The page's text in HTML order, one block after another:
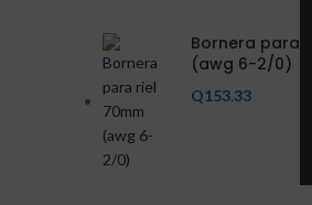
Bornera para
(awg 6-2/0)
Q153.33